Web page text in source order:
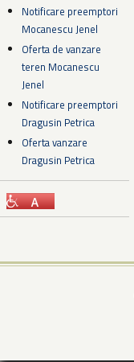
Notificare preemptori
Mocanescu Jenel
Oferta de vanzare
teren Mocanescu
Jenel
Notificare preemptori
Dragusin Petrica
Oferta vanzare
Dragusin Petrica